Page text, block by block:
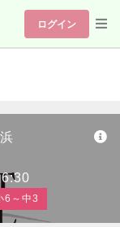
ログイン
6～中3